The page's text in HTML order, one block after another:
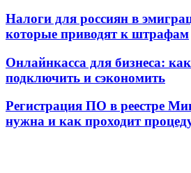
Налоги для россиян в
которые приводят к штрафам
Онлайнкасса для бизнеса:
подключить и сэкономить
Регистрация ПО в реестре
нужна и как проходит